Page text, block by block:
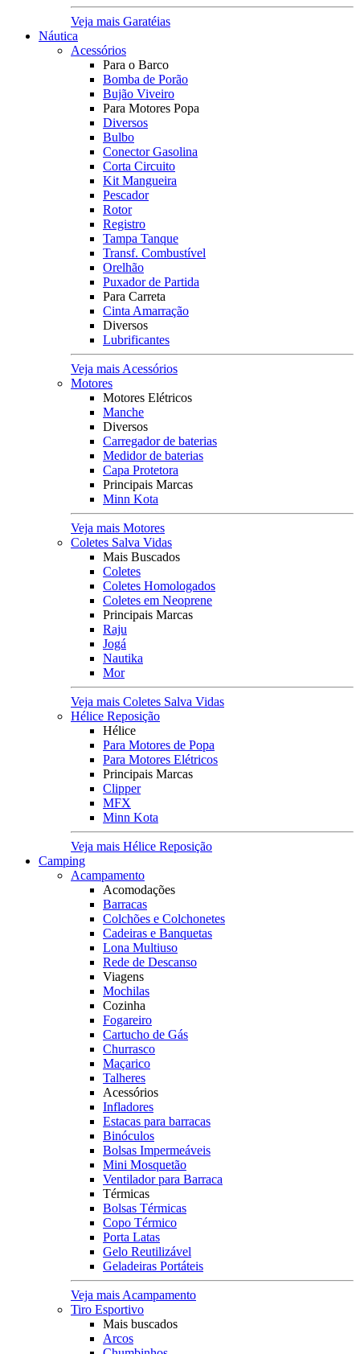
Veja mais Garatéias
Náutica
Acessórios
Para o Barco
Bomba de Porão
Bujão Viveiro
Para Motores Popa
Diversos
Bulbo
Conector Gasolina
Corta Circuito
Kit Mangueira
Pescador
Rotor
Registro
Tampa Tanque
Transf. Combustível
Orelhão
Puxador de Partida
Para Carreta
Cinta Amarração
Diversos
Lubrificantes
Veja mais Acessórios
Motores
Motores Elétricos
Manche
Diversos
Carregador de baterias
Medidor de baterias
Capa Protetora
Principais Marcas
Minn Kota
Veja mais Motores
Coletes Salva Vidas
Mais Buscados
Coletes
Coletes Homologados
Coletes em Neoprene
Principais Marcas
Raju
Jogá
Nautika
Mor
Veja mais Coletes Salva Vidas
Hélice Reposição
Hélice
Para Motores de Popa
Para Motores Elétricos
Principais Marcas
Clipper
MFX
Minn Kota
Veja mais Hélice Reposição
Camping
Acampamento
Acomodações
Barracas
Colchões e Colchonetes
Cadeiras e Banquetas
Lona Multiuso
Rede de Descanso
Viagens
Mochilas
Cozinha
Fogareiro
Cartucho de Gás
Churrasco
Maçarico
Talheres
Acessórios
Infladores
Estacas para barracas
Binóculos
Bolsas Impermeáveis
Mini Mosquetão
Ventilador para Barraca
Térmicas
Bolsas Térmicas
Copo Térmico
Porta Latas
Gelo Reutilizável
Geladeiras Portáteis
Veja mais Acampamento
Tiro Esportivo
Mais buscados
Arcos